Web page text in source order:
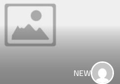
NEW